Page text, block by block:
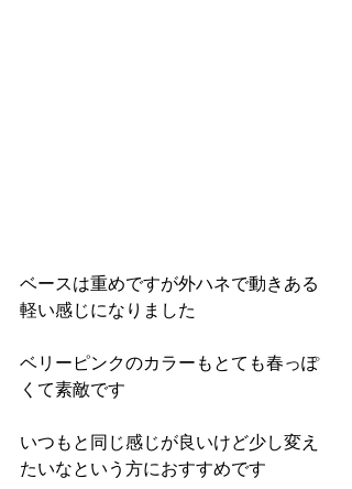
ベースは重めですが外ハネで動きある
軽い感じになりました
ベリーピンクのカラーもとても春っぽ
くて素敵です
いつもと同じ感じが良いけど少し変え
たいなという方におすすめです